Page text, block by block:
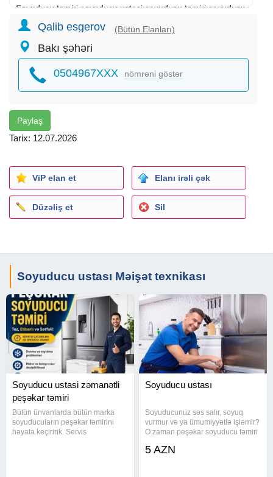
Soyuducu təmiri soyuducu ustasi soyuducu temiri soyuducu
ustası
2 il rəsmi zəmanət
Sərfəli və keyfiyətli
Ünvanda təmir
Soyuducu usdası
Xolodenik ustasi xaladenik temiri təmiri ustası temiri ustasi
ustası usdasi vitrin soyuduci ustasi marojna dərin
dondurucu kola hell zil moskva nord midea zanussi orsk
soyuducu ustasi samsung siemens vestel lg bosch goranje
Əlaqədar şəxs
Qalib esgerov (Bütün Elanları)
Bakı şəhəri
0504967XXX nömrəni göstər
Paylaş
Tarix: 12.07.2026
ViP elan et Elanı irəli çək
Düzəliş et Sil
Soyuducu ustası Məişət texnikası
Soyuducu ustasi zəmanətli
peşəkar təmiri
Bütün ünvanlarda bütün marka
soyuducuların peşəkar təmirini
həyata keçiririk. Servis
Soyuducu ustası
Soyuducunuz səs salır, soyuq
vurmur və ya ümumiyyətlə işləmir?
O zaman peşəkar soyuducu təmiri
Biz istənilən marka və model
5 AZN